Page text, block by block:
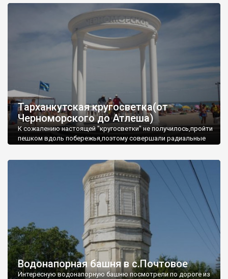
Тарханкутская кругосветка(от
Черноморского до Атлеша)
К сожалению настоящей "кругосветки" не получилось,пройти
пешком вдоль побережья,поэтому совершали радиальные
Водонапорная башня в с.Почтовое
Интересную водонапорную башню посмотрели по дороге из